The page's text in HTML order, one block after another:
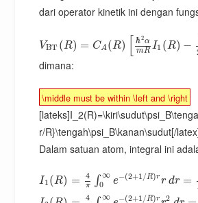
dari operator kinetik ini dengan
VBT (R) = CA(R) ℏ2α
mR I1 (R) −
dimana:
\middle must be within \left and \right
r/R}\tengah\psi_B\kanan\sudut[/
Dalam satuan atom, integral ini
I1 (R) = 4
π ∫ ∞
0
e−(2+1/R)rrdr =
4
∞
−(2+1/R)r 2